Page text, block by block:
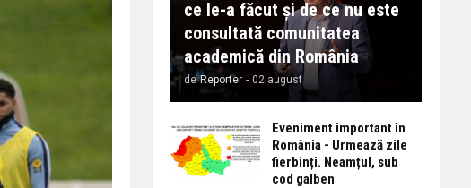
ce le-a făcut și de ce nu este
consultată comunitatea
academică din România
de Reporter - 02 august
Eveniment important în
România - Urmează zile
fierbinți. Neamțul, sub
cod galben